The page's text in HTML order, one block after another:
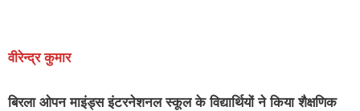
वीरेन्द्र कुमार
बिरला ओपन माइंड्स इंटरनेशनल स्कूल के विद्यार्थियों ने किया शैक्षणिक